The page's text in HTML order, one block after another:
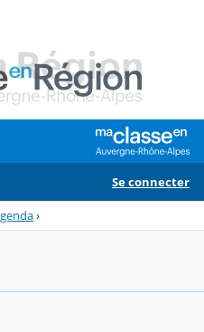
Se connecter
›